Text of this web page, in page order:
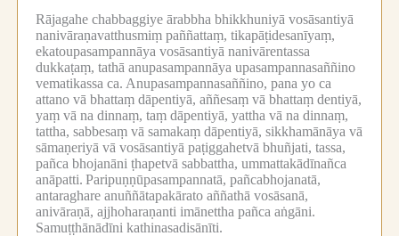
Rājagahe chabbaggiye ārabbha bhikkhuniyā vosāsantiyā
nanivāraṇavatthusmiṃ paññattaṃ, tikapāṭidesanīyaṃ,
ekatoupasampannāya vosāsantiyā nanivārentassa
dukkaṭaṃ, tathā anupasampannāya upasampannasaññino
vematikassa ca. Anupasampannasaññino, pana yo ca
attano vā bhattaṃ dāpentiyā, aññesaṃ vā bhattaṃ dentiyā,
yaṃ vā na dinnaṃ, taṃ dāpentiyā, yattha vā na dinnaṃ,
tattha, sabbesaṃ vā samakaṃ dāpentiyā, sikkhamānāya vā
sāmaṇeriyā vā vosāsantiyā paṭiggahetvā bhuñjati, tassa,
pañca bhojanāni ṭhapetvā sabbattha, ummattakādīnañca
anāpatti. Paripuṇṇūpasampannatā, pañcabhojanatā,
antaraghare anuññātapakārato aññathā vosāsanā,
anivāraṇā, ajjhoharaṇanti imānettha pañca aṅgāni.
Samuṭṭhānādīni kathinasadisānīti.